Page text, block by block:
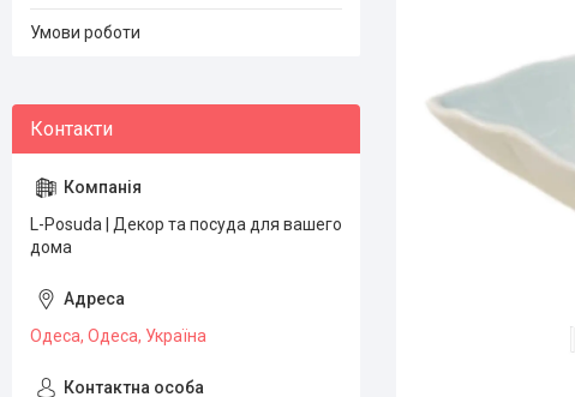
Умови роботи
L-Posuda | Декор та посуда для вашего
дома
Одеса, Одеса, Україна